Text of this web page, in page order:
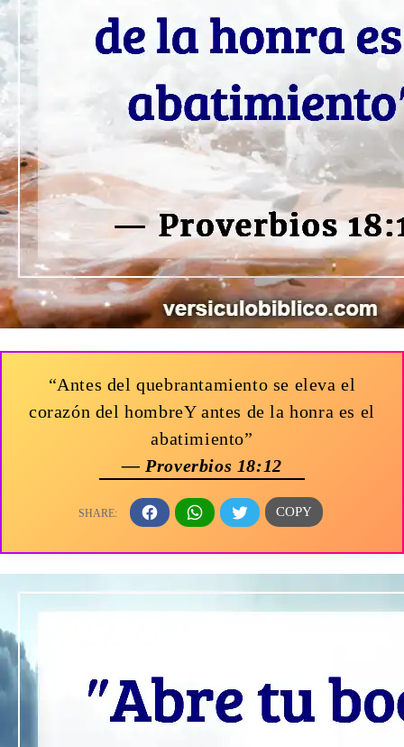
“Antes del quebrantamiento se eleva el
corazón del hombreY antes de la honra es el
abatimiento”
— Proverbios 18:12